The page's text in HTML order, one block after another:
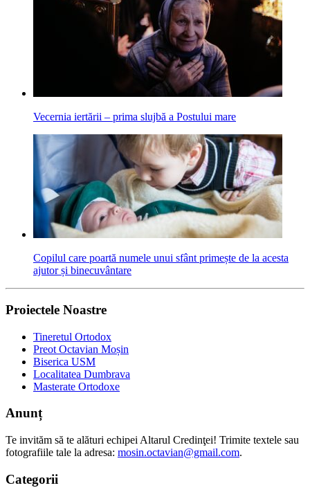
Vecernia iertării – prima slujbă a Postului mare
Copilul care poartă numele unui sfânt primește de la acesta
ajutor și binecuvântare
Proiectele Noastre
Tineretul Ortodox
Preot Octavian Moșin
Biserica USM
Localitatea Dumbrava
Masterate Ortodoxe
Anunț
Te invităm să te alături echipei Altarul Credinţei! Trimite textele sau
fotografiile tale la adresa: mosin.octavian@gmail.com.
Categorii